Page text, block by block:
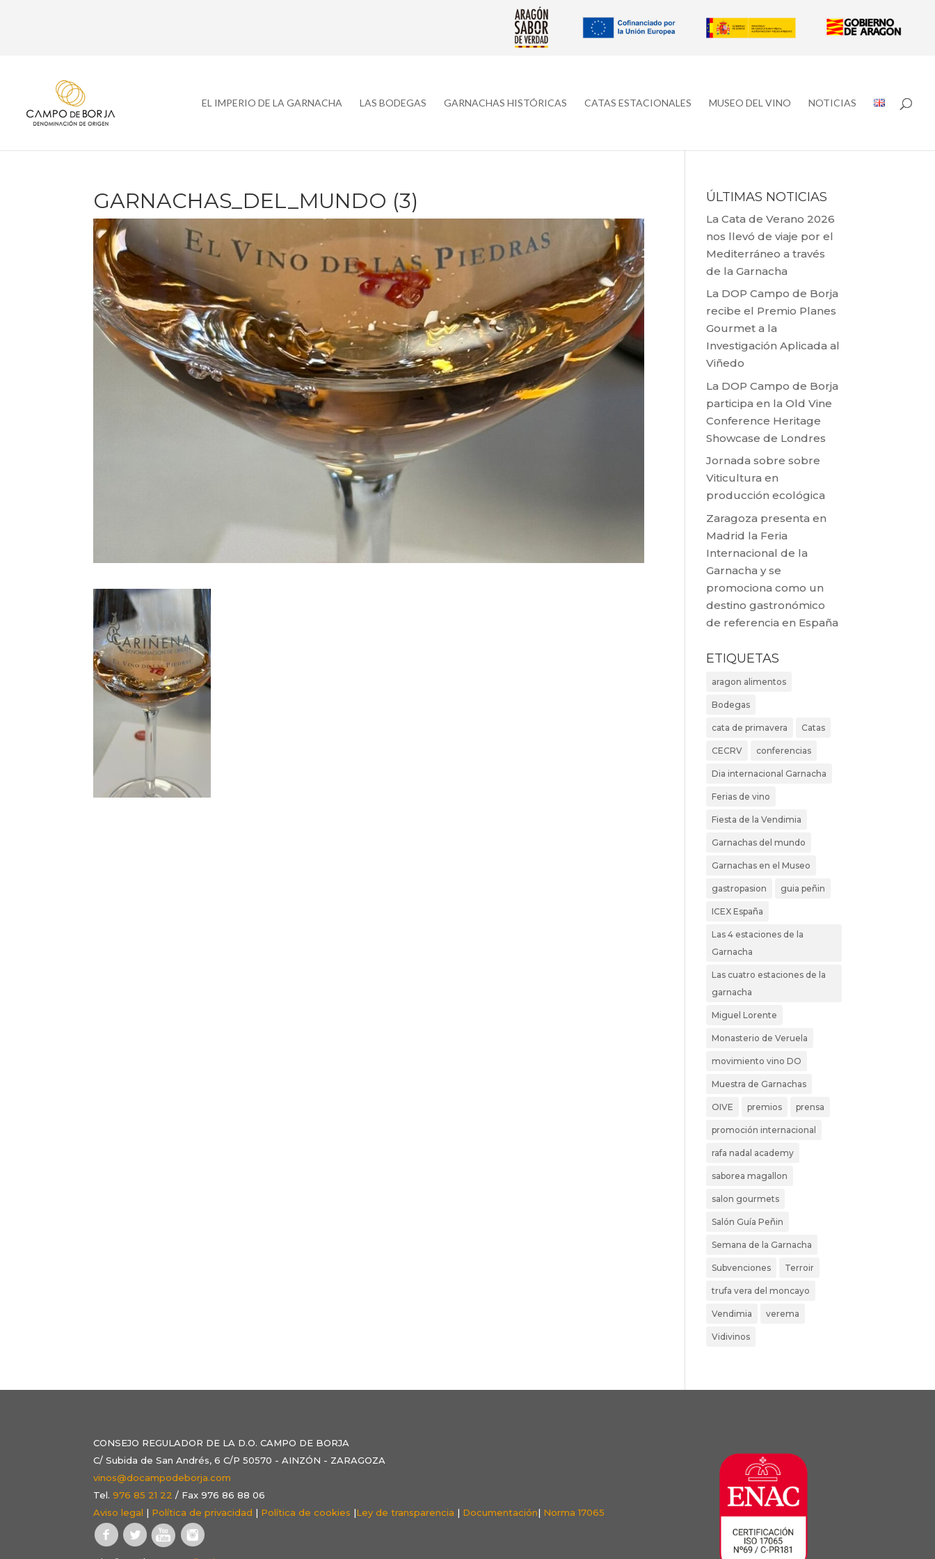
EL IMPERIO DE LA GARNACHA LAS BODEGAS GARNACHAS HISTÓRICAS CATAS ESTACIONALES MUSEO DEL VINO NOTICIAS
GARNACHAS_DEL_MUNDO (3) ÚLTIMAS NOTICIAS
La Cata de Verano 2026
nos llevó de viaje por el
Mediterráneo a través
de la Garnacha
La DOP Campo de Borja
recibe el Premio Planes
Gourmet a la
Investigación Aplicada al
Viñedo
La DOP Campo de Borja
participa en la Old Vine
Conference Heritage
Showcase de Londres
Jornada sobre sobre
Viticultura en
producción ecológica
Zaragoza presenta en
Madrid la Feria
Internacional de la
Garnacha y se
promociona como un
destino gastronómico
de referencia en España
ETIQUETAS
aragon alimentos
Bodegas
cata de primavera Catas
CECRV conferencias
Dia internacional Garnacha
Ferias de vino
Fiesta de la Vendimia
Garnachas del mundo
Garnachas en el Museo
gastropasion guia peñin
ICEX España
Las 4 estaciones de la
Garnacha
Las cuatro estaciones de la
garnacha
Miguel Lorente
Monasterio de Veruela
movimiento vino DO
Muestra de Garnachas
OIVE premios prensa
promoción internacional
rafa nadal academy
saborea magallon
salon gourmets
Salón Guía Peñin
Semana de la Garnacha
Subvenciones Terroir
trufa vera del moncayo
Vendimia verema
Vidivinos
CONSEJO REGULADOR DE LA D.O. CAMPO DE BORJA
C/ Subida de San Andrés, 6 C/P 50570 - AINZÓN - ZARAGOZA
vinos@docampodeborja.com
Tel.976 85 21 22 / Fax 976 86 88 06
Aviso legal | Política de privacidad | Política de cookies |Ley de transparencia | Documentación| Norma 17065